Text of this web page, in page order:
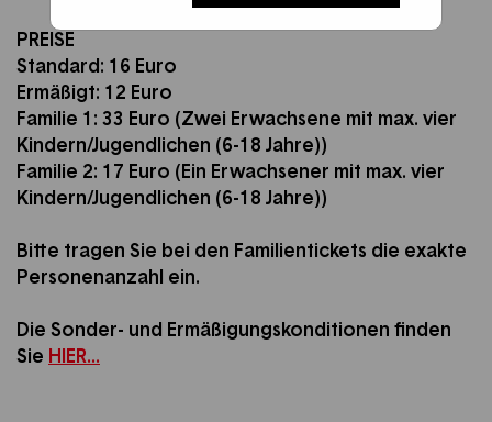
PREISE
Standard: 16 Euro
Ermäßigt: 12 Euro
Familie 1: 33 Euro (Zwei Erwachsene mit max. vier
Kindern/Jugendlichen (6-18 Jahre))
Familie 2: 17 Euro (Ein Erwachsener mit max. vier
Kindern/Jugendlichen (6-18 Jahre))
Bitte tragen Sie bei den Familientickets die exakte
Personenanzahl ein.
Die Sonder- und Ermäßigungskonditionen finden
Sie HIER...